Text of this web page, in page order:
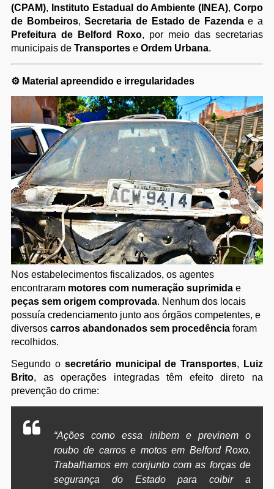
(CPAM), Instituto Estadual do Ambiente (INEA),Corpo
de Bombeiros,Secretaria de Estado de Fazendae a
Prefeitura de Belford Roxo, por meio das secretarias
municipais de Transportese Ordem Urbana.
⚙️ Material apreendido e irregularidades
Nos estabelecimentos fiscalizados, os agentes
encontraram motores com numeração suprimidae
peças sem origem comprovada. Nenhum dos locais
possuía credenciamento junto aos órgãos competentes, e
diversos carros abandonados sem procedênciaforam
recolhidos.
Segundo o secretário municipal de Transportes,
Luiz
Brito, as operações integradas têm efeito direto na
prevenção do crime:
“Ações como essa inibem e previnem o
roubo de carros e motos em Belford Roxo.
Trabalhamos em conjunto com as forças de
segurança do Estado para coibir a